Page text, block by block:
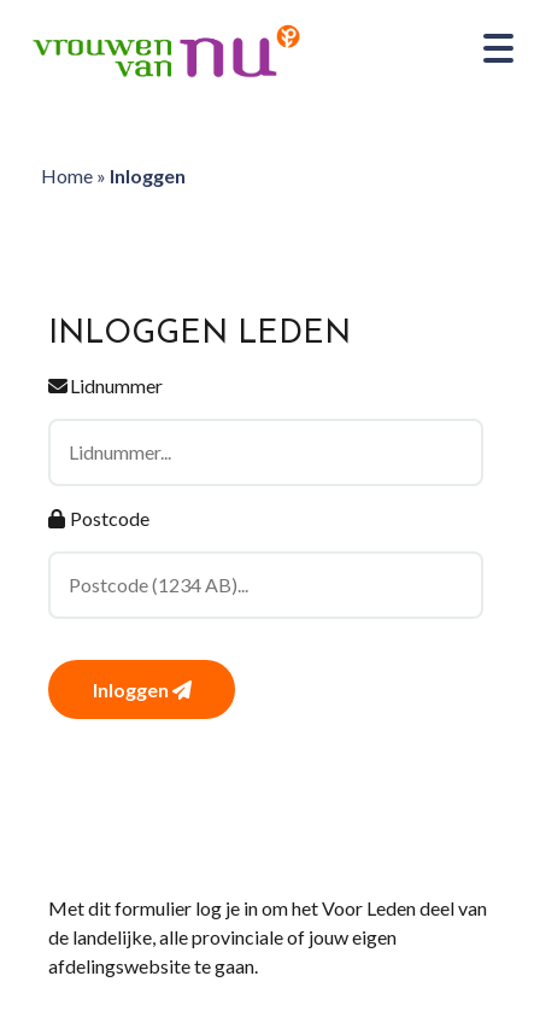
Home» Inloggen
INLOGGEN LEDEN
Lidnummer
Postcode
Inloggen
Met dit formulier log je in om het Voor Leden deel van
de landelijke, alle provinciale of jouw eigen
afdelingswebsite te gaan.